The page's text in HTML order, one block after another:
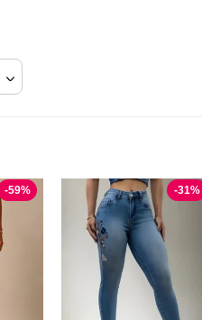
-59% -31%